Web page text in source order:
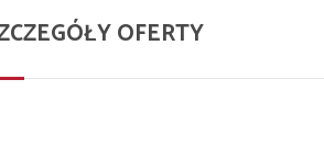
OFERTY